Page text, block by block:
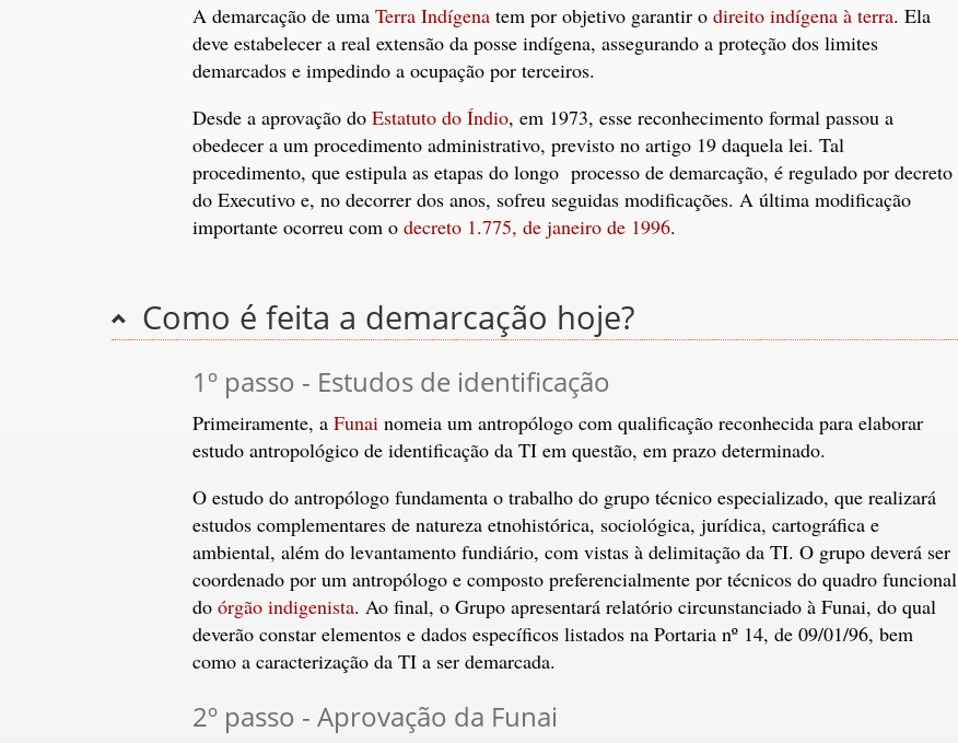
A demarcação de uma Terra Indígenatem por objetivo garantir o direito indígena à terra. Ela
deve estabelecer a real extensão da posse indígena, assegurando a proteção dos limites
demarcados e impedindo a ocupação por terceiros.
Desde a aprovação do Estatuto do Índio, em 1973, esse reconhecimento formal passou a
obedecer a um procedimento administrativo, previsto no artigo 19 daquela lei. Tal
procedimento, que estipula as etapas do longo processo de demarcação, é regulado por decreto
do Executivo e, no decorrer dos anos, sofreu seguidas modificações. A última modificação
importante ocorreu com o decreto 1.775, de janeiro de 1996.
Como é feita a demarcação hoje?
1º passo - Estudos de identificação
Primeiramente, a Funainomeia um antropólogo com qualificação reconhecida para elaborar
estudo antropológico de identificação da TI em questão, em prazo determinado.
O estudo do antropólogo fundamenta o trabalho do grupo técnico especializado, que realizará
estudos complementares de natureza etnohistórica, sociológica, jurídica, cartográfica e
ambiental, além do levantamento fundiário, com vistas à delimitação da TI. O grupo deverá ser
coordenado por um antropólogo e composto preferencialmente por técnicos do quadro funcional
do órgão indigenista. Ao final, o Grupo apresentará relatório circunstanciado à Funai, do qual
deverão constar elementos e dados específicos listados na Portaria nº 14, de 09/01/96, bem
como a caracterização da TI a ser demarcada.
2º passo - Aprovação da Funai